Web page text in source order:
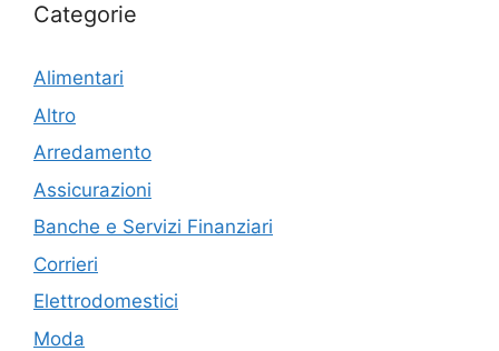
Categorie
Alimentari
Altro
Arredamento
Assicurazioni
Banche e Servizi Finanziari
Corrieri
Elettrodomestici
Moda